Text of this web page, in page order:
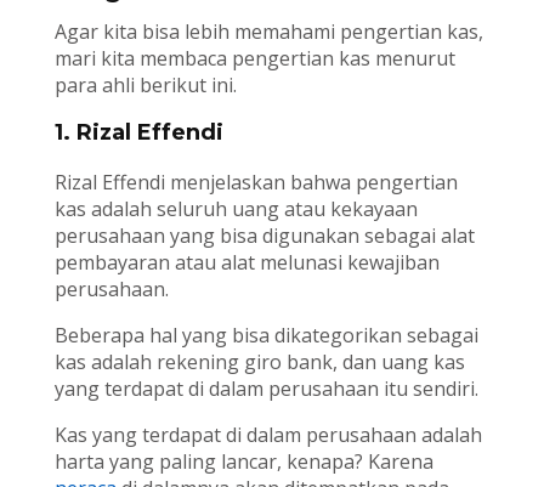
Agar kita bisa lebih memahami pengertian kas,
mari kita membaca pengertian kas menurut
para ahli berikut ini.
1. Rizal Effendi
Rizal Effendi menjelaskan bahwa pengertian
kas adalah seluruh uang atau kekayaan
perusahaan yang bisa digunakan sebagai alat
pembayaran atau alat melunasi kewajiban
perusahaan.
Beberapa hal yang bisa dikategorikan sebagai
kas adalah rekening giro bank, dan uang kas
yang terdapat di dalam perusahaan itu sendiri.
Kas yang terdapat di dalam perusahaan adalah
harta yang paling lancar, kenapa? Karena